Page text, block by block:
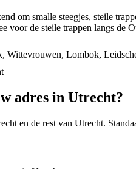
om smalle steegjes, steile
voor de steile trappen langs de
Wittevrouwen, Lombok,
adres in Utrecht?
en de rest van Utrecht.